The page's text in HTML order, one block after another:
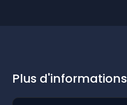
Plus d'informations